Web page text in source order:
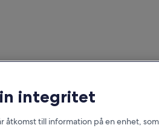
integritet
åtkomst till information på en enhet,